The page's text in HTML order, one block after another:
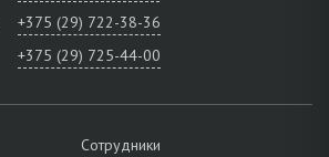
+375 (29) 722-38-36
+375 (29) 725-44-00
Сотрудники